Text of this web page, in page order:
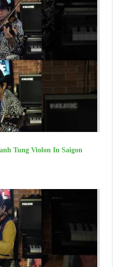
Tung Violon In Saigon